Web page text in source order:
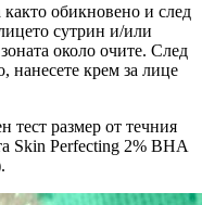
обикновено и след
сутрин и/или
около очите. След
нанесете крем за лице
тест размер от течния
Skin Perfecting 2% BHA